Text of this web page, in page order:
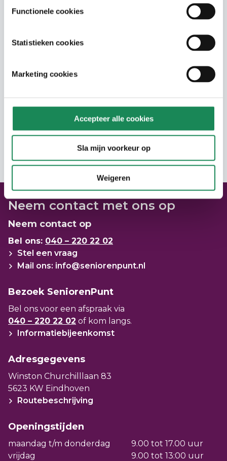
Functionele cookies
Statistieken cookies
Marketing cookies
Accepteer alle cookies
Sla mijn voorkeur op
Weigeren
Langer Thuis Wijzer Veldhoven
Neem contact met ons op
Neem contact op
Bel ons: 040 – 220 22 02
Stel een vraag
Mail ons: info@seniorenpunt.nl
Bezoek SeniorenPunt
Bel ons voor een afspraak via
040 – 220 22 02 of kom langs.
Informatiebijeenkomst
Adresgegevens
Winston Churchilllaan 83
5623 KW Eindhoven
Routebeschrijving
Openingstijden
maandag t/m donderdag
9.00 tot 17.00 uur
vrijdag
9.00 tot 13:00 uur